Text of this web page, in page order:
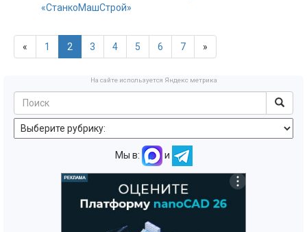
«СтанкоМашСтрой»
« 1 2 3 4 5 6 7 »
На сайте используется Яндекс метрика
Мы в: и